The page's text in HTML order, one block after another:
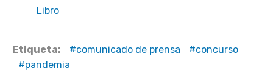
Libro
Etiqueta: comunicado de prensa
concurso
pandemia